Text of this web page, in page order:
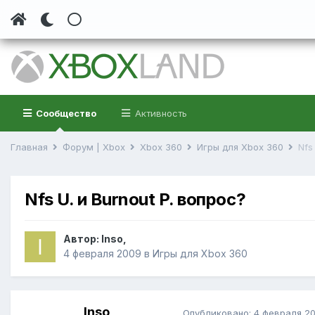
Сообщество Активность
Главная Форум | Xbox Xbox 360 Игры для Xbox 360
Nfs U. и Burnout P. вопрос?
Автор: Inso
4 февраля 2009 в Игры для Xbox 360